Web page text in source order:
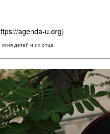
agenda-u.org)
детей и их отца